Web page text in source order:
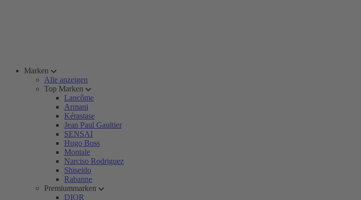
Marken
Alle anzeigen
Top Marken
Lancôme
Armani
Kérastase
Jean Paul Gaultier
SENSAI
Hugo Boss
Montale
Narciso Rodriguez
Shiseido
Rabanne
Premiummarken
DIOR